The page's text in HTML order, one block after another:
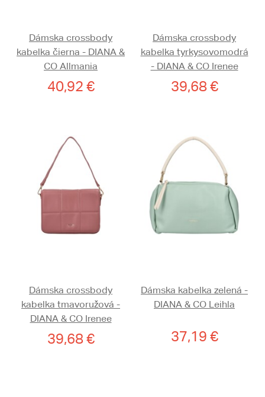
Dámska crossbody
kabelka čierna - DIANA &
CO Allmania
40,92 €
Dámska crossbody
kabelka tyrkysovomodrá
- DIANA & CO Irenee
39,68 €
Dámska crossbody
kabelka tmavoružová -
DIANA & CO Irenee
39,68 €
Dámska kabelka zelená -
DIANA & CO Leihla
37,19 €